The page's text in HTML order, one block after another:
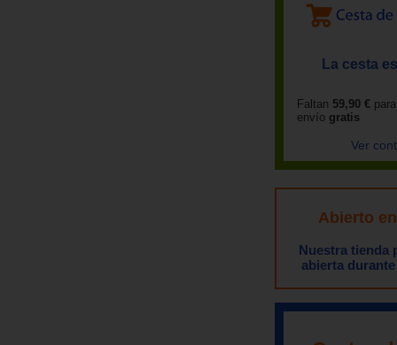
La cesta
Faltan 59,90 €
envío gratis
Ver
Abierto
Nuestra tienda
abierta